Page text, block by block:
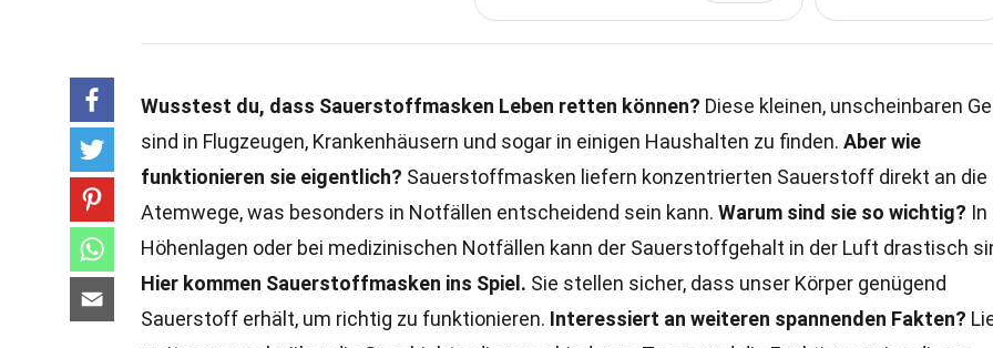
Wusstest du, dass Sauerstoffmasken Leben retten können? Diese kleinen, unscheinbaren
sind in Flugzeugen, Krankenhäusern und sogar in einigen Haushalten zu finden. Aber wie
funktionieren sie eigentlich? Sauerstoffmasken liefern konzentrierten Sauerstoff direkt an die
Atemwege, was besonders in Notfällen entscheidend sein kann. Warum sind sie so wichtig? In
Höhenlagen oder bei medizinischen Notfällen kann der Sauerstoffgehalt in der Luft drastisch
Hier kommen Sauerstoffmasken ins Spiel. Sie stellen sicher, dass unser Körper genügend
Sauerstoff erhält, um richtig zu funktionieren. Interessiert an weiteren spannenden Fakten?